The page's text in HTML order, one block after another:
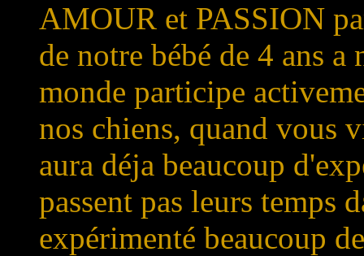
AMOUR et PASSION
de notre bébé de 4 ans
monde participe
nos chiens, quand vous
aura déja beaucoup
passent pas leurs temps
expérimenté beaucoup